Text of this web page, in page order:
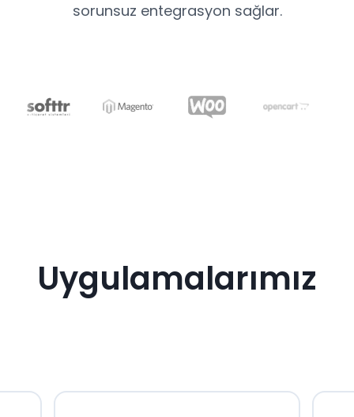
sorunsuz entegrasyon sağlar.
Uygulamalarımız